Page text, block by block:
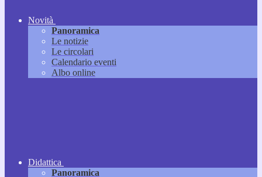
Novità
Panoramica
Le notizie
Le circolari
Calendario eventi
Albo online
Didattica
Panoramica